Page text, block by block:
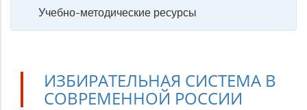
Учебно-методические ресурсы
ИЗБИРАТЕЛЬНАЯ СИСТЕМА В
СОВРЕМЕННОЙ РОССИИ